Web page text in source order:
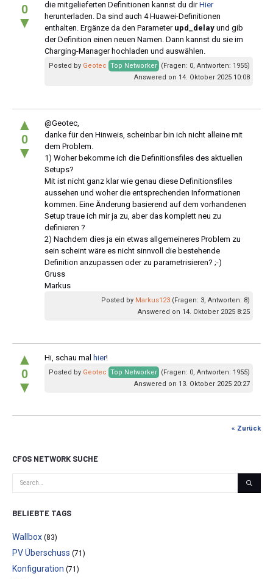
0
▼
die mitgelieferten Definitionen kannst du dirHier
herunterladen. Da sind auch 4 Huawei-Definitionen
enthalten. Ergänze da den Parameter upd_delay und gib
der Definition einen neuen Namen. Dann kannst du sie im
Charging-Manager hochladen und auswählen.
Posted by Geotec Top Networker (Fragen: 0, Antworten: 1955)
Answered on 14. Oktober 2025 10:08
▲
0
▼
@Geotec,
danke für den Hinweis, scheinbar bin ich nicht alleine mit
dem Problem.
1) Woher bekomme ich die Definitionsfiles des aktuellen
Setups?
Mit ist nicht ganz klar wie genau diese Definitionsfiles
aussehen und woher die entsprechenden Informationen
kommen. Eine Änderung basierend auf dem vorhandenen
Setup traue ich mir ja zu, aber das komplett neu zu
definieren ?
2) Nachdem dies ja ein etwas allgemeineres Problem zu
sein scheint wäre es nicht sinnvoll die bestehende
Definition anzupassen oder zu parametrisieren? ;-)
Gruss
Markus
Posted by Markus123 (Fragen: 3, Antworten: 8)
Answered on 14. Oktober 2025 8:25
▲
0
▼
Hi, schau mal hier!
Posted by Geotec Top Networker (Fragen: 0, Antworten: 1955)
Answered on 13. Oktober 2025 20:27
« Zurück
CFOS NETWORK SUCHE
BELIEBTE TAGS
Wallbox (83)
PV Überschuss (71)
Konfiguration (71)